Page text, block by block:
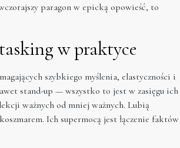
paragon w epicką opowieść, to
w praktyce
szybkiego myślenia, elastyczności i
stand-up — wszystko to jest w zasięgu ich
ważnych od mniej ważnych. Lubią
Ich supermocą jest łączenie faktów